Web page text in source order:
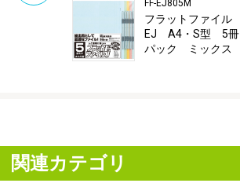
FF-EJ805M
フラットファイル
EJ A4・S型 5冊
パック ミックス
関連カテゴリ